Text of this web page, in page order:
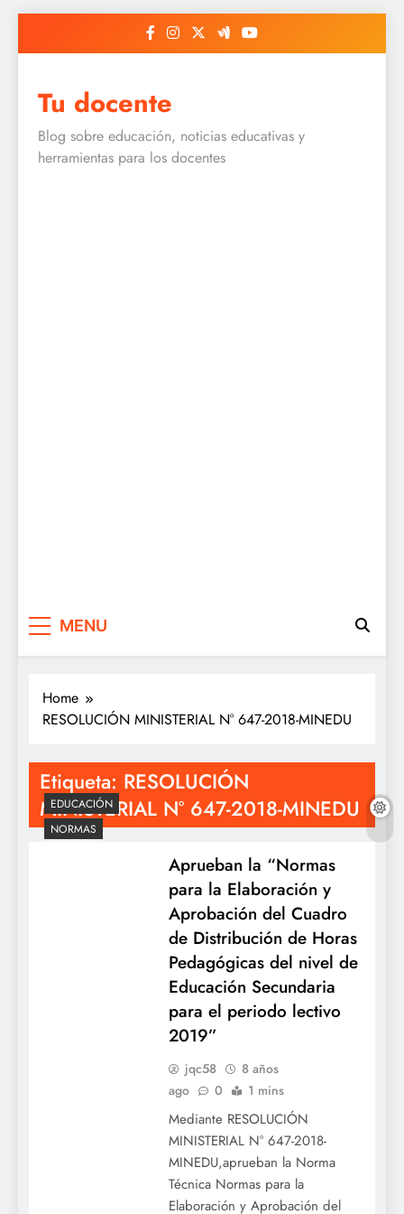
Tu docente
Blog sobre educación, noticias educativas y
herramientas para los docentes
MENU
Home
RESOLUCIÓN MINISTERIAL N° 647-2018-MINEDU
Etiqueta: RESOLUCIÓN
MINISTERIAL N° 647-2018-MINEDU
EDUCACIÓN
NORMAS
Aprueban la “Normas
para la Elaboración y
Aprobación del Cuadro
de Distribución de Horas
Pedagógicas del nivel de
Educación Secundaria
para el periodo lectivo
2019”
jqc58
8 años
ago
0 1 mins
Mediante RESOLUCIÓN
MINISTERIAL N° 647-2018-
MINEDU,aprueban la Norma
Técnica Normas para la
Elaboración y Aprobación del